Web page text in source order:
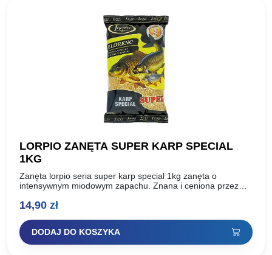
LORPIO ZANĘTA SUPER KARP SPECIAL
1KG
Zanęta lorpio seria super karp special 1kg zanęta o
intensywnym miodowym zapachu. Znana i ceniona przez
sukcesów…
14,90 zł
DODAJ DO KOSZYKA